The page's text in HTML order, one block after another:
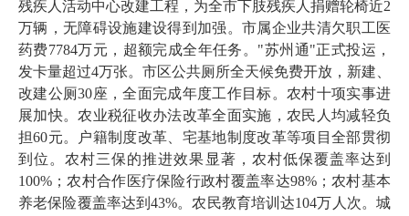
残疾人活动中心改建工程，为全市下肢残疾人捐赠轮椅近2
万辆，无障碍设施建设得到加强。市属企业共清欠职工医
药费7784万元，超额完成全年任务。"苏州通"正式投运，
发卡量超过4万张。市区公共厕所全天候免费开放，新建、
改建公厕30座，全面完成年度工作目标。农村十项实事进
展加快。农业税征收办法改革全面实施，农民人均减轻负
担60元。户籍制度改革、宅基地制度改革等项目全部贯彻
到位。农村三保的推进效果显著，农村低保覆盖率达到
100%；农村合作医疗保险行政村覆盖率达98%；农村基本
养老保险覆盖率达到43%。农民教育培训达104万人次。城